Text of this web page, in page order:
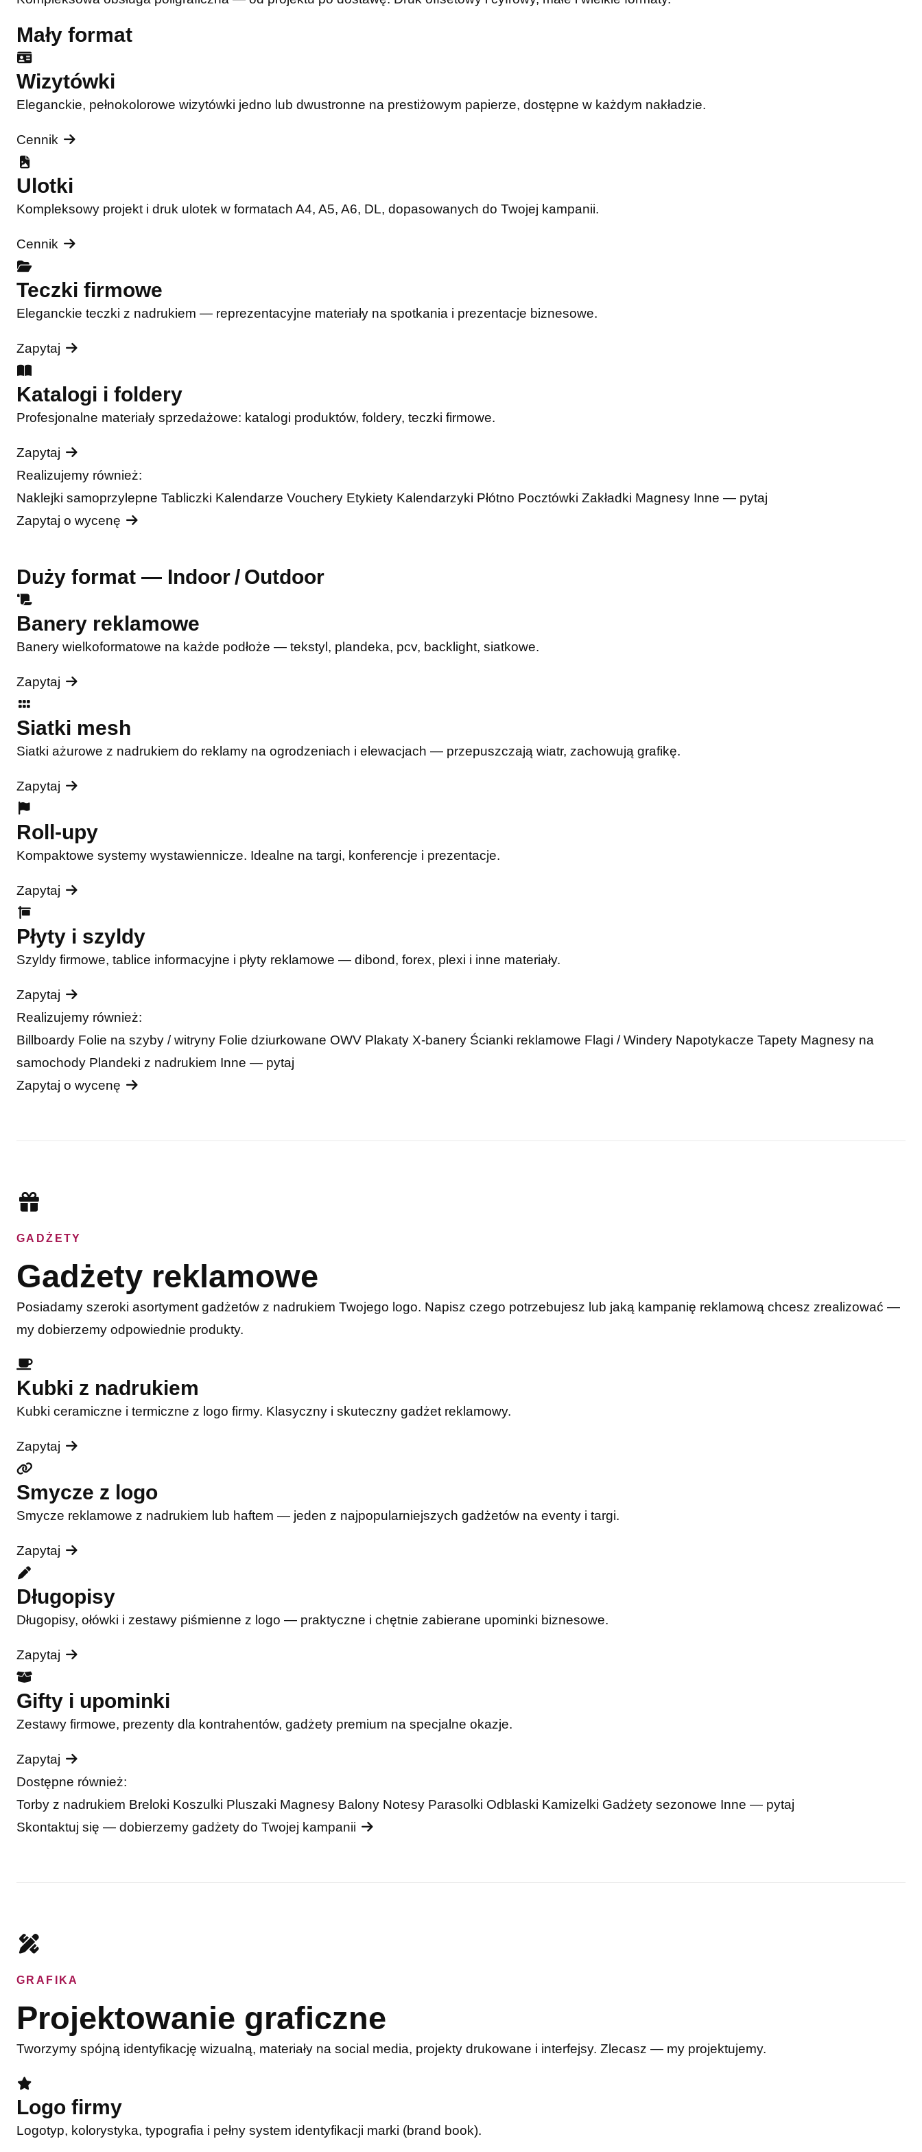
Mały format
Wizytówki
Eleganckie, pełnokolorowe wizytówki jedno lub dwustronne na prestiżowym papierze, dostępne w każdym nakładzie.
Cennik
Ulotki
Kompleksowy projekt i druk ulotek w formatach A4, A5, A6, DL, dopasowanych do Twojej kampanii.
Cennik
Teczki firmowe
Eleganckie teczki z nadrukiem — reprezentacyjne materiały na spotkania i prezentacje biznesowe.
Zapytaj
Katalogi i foldery
Profesjonalne materiały sprzedażowe: katalogi produktów, foldery, teczki firmowe.
Zapytaj
Realizujemy również:
Naklejki samoprzylepne Tabliczki Kalendarze Vouchery Etykiety Kalendarzyki Płótno Pocztówki Zakładki Magnesy Inne — pytaj
Zapytaj o wycenę
Duży format — Indoor / Outdoor
Banery reklamowe
Banery wielkoformatowe na każde podłoże — tekstyl, plandeka, pcv, backlight, siatkowe.
Zapytaj
Siatki mesh
Siatki ażurowe z nadrukiem do reklamy na ogrodzeniach i elewacjach — przepuszczają wiatr, zachowują grafikę.
Zapytaj
Roll-upy
Kompaktowe systemy wystawiennicze. Idealne na targi, konferencje i prezentacje.
Zapytaj
Płyty i szyldy
Szyldy firmowe, tablice informacyjne i płyty reklamowe — dibond, forex, plexi i inne materiały.
Zapytaj
Realizujemy również:
Billboardy Folie na szyby / witryny Folie dziurkowane OWV Plakaty X-banery Ścianki reklamowe Flagi / Windery Napotykacze Tapety Magnesy na
samochody Plandeki z nadrukiem Inne — pytaj
Zapytaj o wycenę
GADŻETY
Gadżety reklamowe
Posiadamy szeroki asortyment gadżetów z nadrukiem Twojego logo. Napisz czego potrzebujesz lub jaką kampanię reklamową chcesz zrealizować —
my dobierzemy odpowiednie produkty.
Kubki z nadrukiem
Kubki ceramiczne i termiczne z logo firmy. Klasyczny i skuteczny gadżet reklamowy.
Zapytaj
Smycze z logo
Smycze reklamowe z nadrukiem lub haftem — jeden z najpopularniejszych gadżetów na eventy i targi.
Zapytaj
Długopisy
Długopisy, ołówki i zestawy piśmienne z logo — praktyczne i chętnie zabierane upominki biznesowe.
Zapytaj
Gifty i upominki
Zestawy firmowe, prezenty dla kontrahentów, gadżety premium na specjalne okazje.
Zapytaj
Dostępne również:
Torby z nadrukiem Breloki Koszulki Pluszaki Magnesy Balony Notesy Parasolki Odblaski Kamizelki Gadżety sezonowe Inne — pytaj
Skontaktuj się — dobierzemy gadżety do Twojej kampanii
GRAFIKA
Projektowanie graficzne
Tworzymy spójną identyfikację wizualną, materiały na social media, projekty drukowane i interfejsy. Zlecasz — my projektujemy.
Logo firmy
Logotyp, kolorystyka, typografia i pełny system identyfikacji marki (brand book).